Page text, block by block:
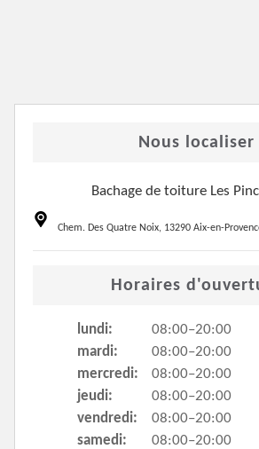
Nous localiser
Bachage de toiture Les
Chem. Des Quatre Noix, 13290 Aix-en-
Horaires
lundi:
08:00–20:00
mardi:
08:00–20:00
mercredi:
08:00–20:00
jeudi:
08:00–20:00
vendredi:
08:00–20:00
samedi:
08:00–20:00